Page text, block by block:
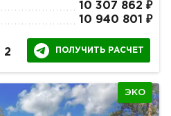
10 307 862 ₽
10 940 801 ₽
2 ПОЛУЧИТЬ РАСЧЕТ
ЭКО